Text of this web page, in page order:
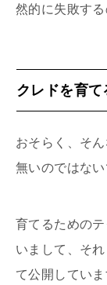
然的に失敗する
クレドを育て
おそらく、そ
無いのではない
育てるための
いまして、そ
て公開してい